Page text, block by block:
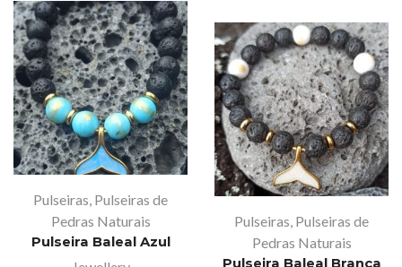
Pulseiras Pulseiras de
Pedras Naturais
Pulseira Baleal Azul
Pulseiras Pulseiras de
Pedras Naturais
Pulseira Baleal Branca